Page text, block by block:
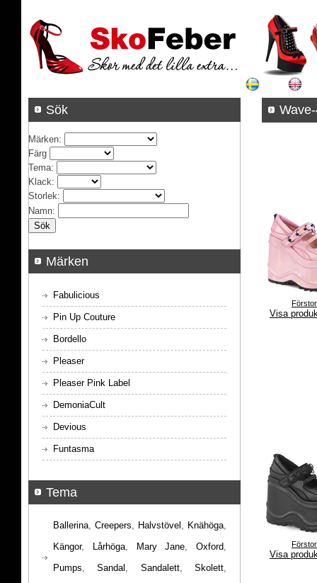
Visa
Visa
Sök
Märken:
Färg
Tema:
Klack:
Storlek:
Namn:
Märken
Fabulicious
Pin Up Couture
Bordello
Pleaser
Pleaser Pink Label
DemoniaCult
Devious
Funtasma
Tema
Ballerina, Creepers, Halvstövel , Knähöga,
Kängor, Lårhöga, Mary Jane, Oxford,
Pumps,Sandal , Sandalett,Skolett,